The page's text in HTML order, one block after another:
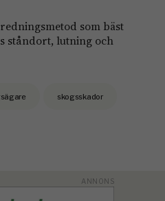
som bäst
ståndort, lutning och
skogsskador